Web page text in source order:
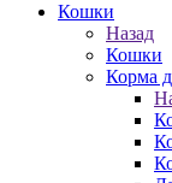
Кошки
Назад
Кошки
Корма